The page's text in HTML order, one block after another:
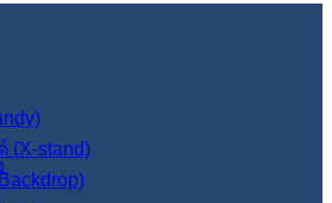
(X-stand)